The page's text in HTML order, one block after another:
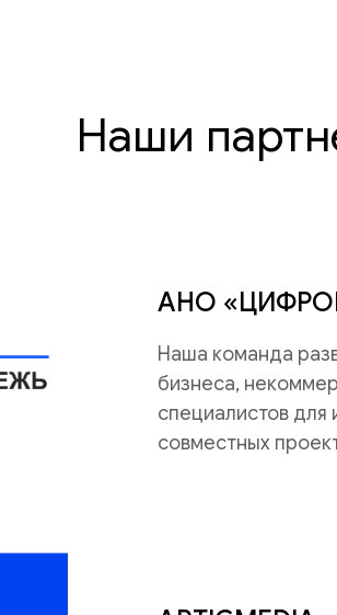
Наши
АНО
Наша команда
бизнеса,
специалистов для
совместных